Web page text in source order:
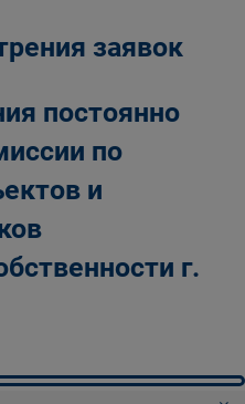
заявок
постоянно
по
и
г.